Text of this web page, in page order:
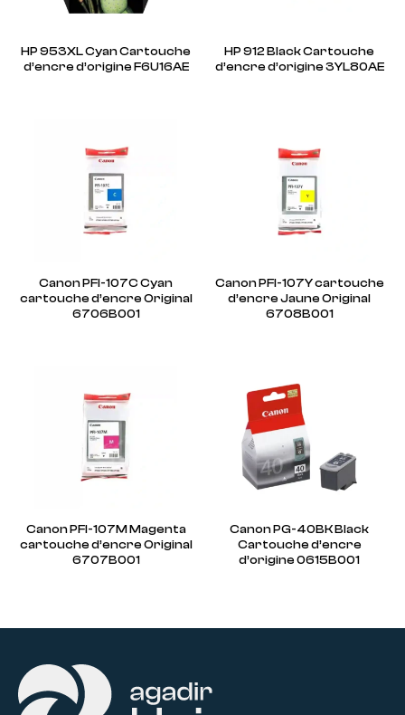
HP 953XL Cyan Cartouche
d’encre d’origine F6U16AE
HP 912 Black Cartouche
d’encre d’origine 3YL80AE
Canon PFI-107C Cyan
cartouche d’encre Original
6706B001
Canon PFI-107Y cartouche
d’encre Jaune Original
6708B001
Canon PFI-107M Magenta
cartouche d’encre Original
6707B001
Canon PG-40BK Black
Cartouche d’encre
d’origine 0615B001